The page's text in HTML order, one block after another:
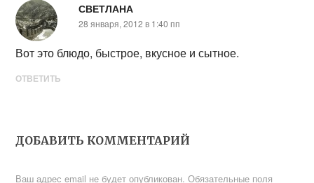
СВЕТЛАНА
28 января, 2012 в 1:40 пп
Вот это блюдо, быстрое, вкусное и сытное.
ОТВЕТИТЬ
ДОБАВИТЬ КОММЕНТАРИЙ
Ваш адрес email не будет опубликован. Обязательные поля